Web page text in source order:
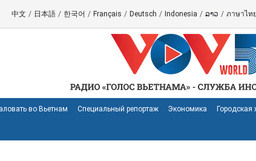
中文 / 日本語 / 한국어 / Français / Deutsch / Indonesia / ລາວ / ภาษาไทย
во Вьетнам Специальный репортаж Экономика Городская